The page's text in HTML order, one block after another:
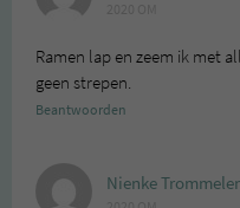
Ramen lap en zeem ik met
geen strepen.
Beantwoorden
Nienke